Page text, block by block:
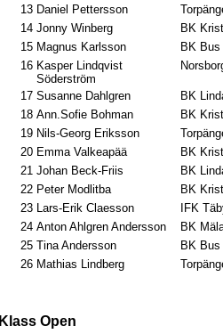
13 Daniel Pettersson
14 Jonny Winberg
BK
15 Magnus Karlsson
BK Bus
16 Kasper Lindqvist
Söderström
17 Susanne Dahlgren
BK
18 Ann.Sofie Bohman
BK
19 Nils-Georg Eriksson
20 Emma Valkeapää
BK
21 Johan Beck-Friis
BK
22 Peter Modlitba
BK
23 Lars-Erik Claesson
IFK
24 Anton Ahlgren Andersson
BK
25 Tina Andersson
BK Bus
26 Mathias Lindberg
Klass Open